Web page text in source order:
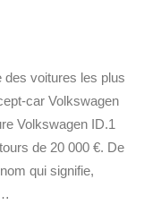
des voitures les plus
car Volkswagen
Volkswagen ID.1
de 20 000 €. De
qui signifie,